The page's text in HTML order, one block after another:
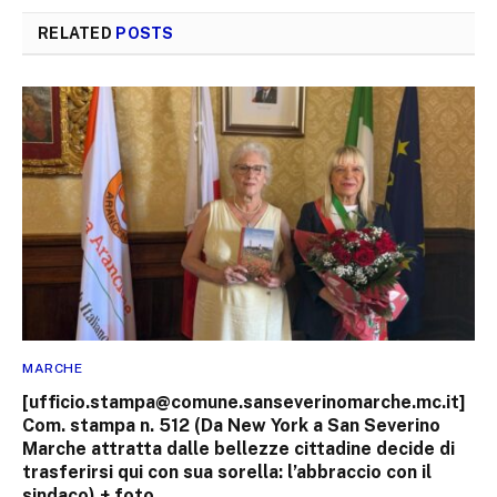
RELATED POSTS
MARCHE
[ufficio.stampa@comune.sanseverinomarche.mc.it]
Com. stampa n. 512 (Da New York a San Severino
Marche attratta dalle bellezze cittadine decide di
trasferirsi qui con sua sorella: l’abbraccio con il